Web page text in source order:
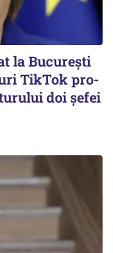
la București
TikTok pro-
doi șefei